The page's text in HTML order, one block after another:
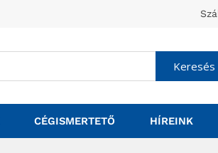
Keresés
CÉGISMERTETŐ HÍREINK